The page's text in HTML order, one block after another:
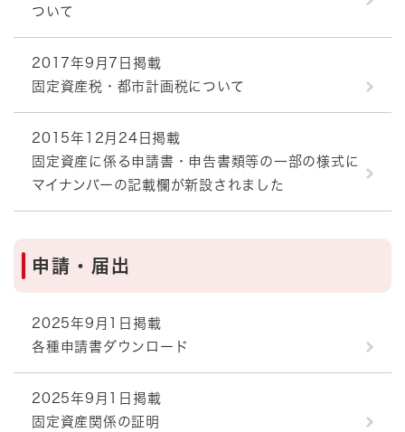
ついて
2017年9月7日掲載
固定資産税・都市計画税について
2015年12月24日掲載
固定資産に係る申請書・申告書類等の一部の様式に
マイナンバーの記載欄が新設されました
申請・届出
2025年9月1日掲載
各種申請書ダウンロード
2025年9月1日掲載
固定資産関係の証明